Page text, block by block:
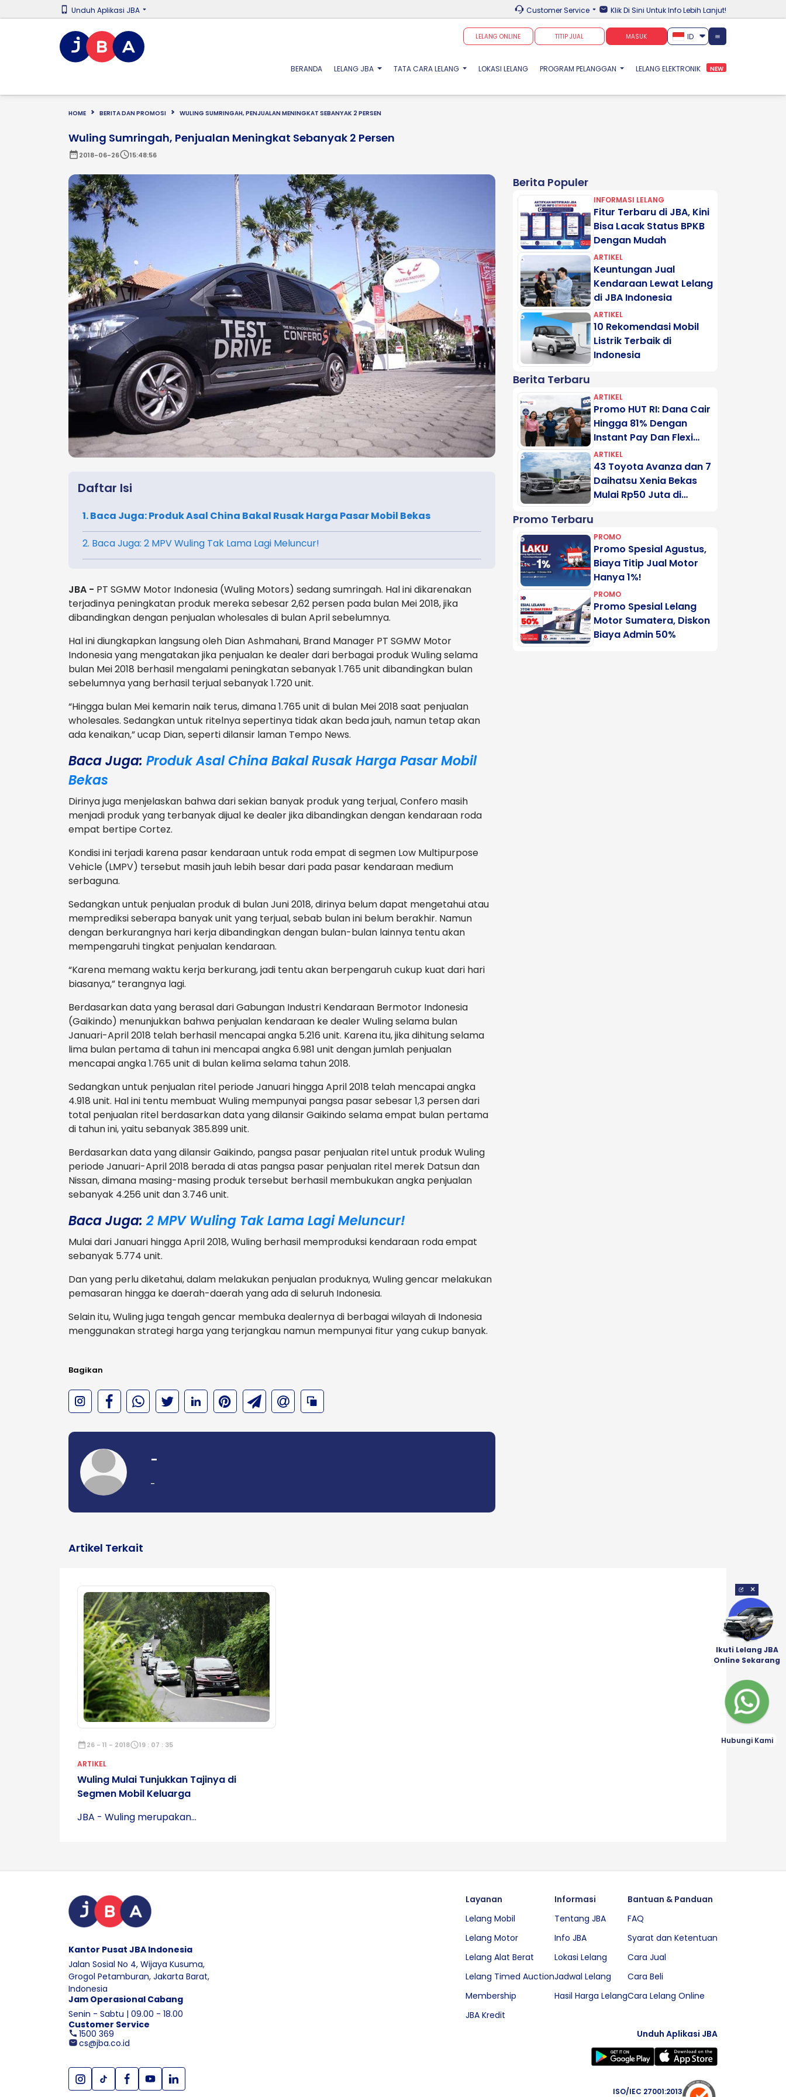
Unduh Aplikasi JBA Customer Service Klik Di Sini Untuk Info Lebih Lanjut!
LELANG ONLINE TITIP JUAL MASUK ID
BERANDA(CURRENT)
LELANG JBA TATA CARA LELANG LOKASI LELANG PROGRAM PELANGGAN LELANG ELEKTRONIK NEW
HOME BERITA DAN PROMOSI WULING SUMRINGAH, PENJUALAN MENINGKAT SEBANYAK 2 PERSEN
Wuling Sumringah, Penjualan Meningkat Sebanyak 2 Persen
date_range2018-06-26schedule15:48:56
Daftar Isi
1. Baca Juga: Produk Asal China Bakal Rusak Harga Pasar Mobil Bekas
2. Baca Juga: 2 MPV Wuling Tak Lama Lagi Meluncur!
JBA - PT SGMW Motor Indonesia (Wuling Motors) sedang sumringah. Hal ini dikarenakan
terjadinya peningkatan produk mereka sebesar 2,62 persen pada bulan Mei 2018, jika
dibandingkan dengan penjualan wholesales di bulan April sebelumnya.
Hal ini diungkapkan langsung oleh Dian Ashmahani, Brand Manager PT SGMW Motor
Indonesia yang mengatakan jika penjualan ke dealer dari berbagai produk Wuling selama
bulan Mei 2018 berhasil mengalami peningkatan sebanyak 1.765 unit dibandingkan bulan
sebelumnya yang berhasil terjual sebanyak 1.720 unit.
“Hingga bulan Mei kemarin naik terus, dimana 1.765 unit di bulan Mei 2018 saat penjualan
wholesales. Sedangkan untuk ritelnya sepertinya tidak akan beda jauh, namun tetap akan
ada kenaikan,” ucap Dian, seperti dilansir laman Tempo News.
Baca Juga: Produk Asal China Bakal Rusak Harga Pasar Mobil
Bekas
Dirinya juga menjelaskan bahwa dari sekian banyak produk yang terjual, Confero masih
menjadi produk yang terbanyak dijual ke dealer jika dibandingkan dengan kendaraan roda
empat bertipe Cortez.
Kondisi ini terjadi karena pasar kendaraan untuk roda empat di segmen Low Multipurpose
Vehicle (LMPV) tersebut masih jauh lebih besar dari pada pasar kendaraan medium
serbaguna.
Sedangkan untuk penjualan produk di bulan Juni 2018, dirinya belum dapat mengetahui atau
memprediksi seberapa banyak unit yang terjual, sebab bulan ini belum berakhir. Namun
dengan berkurangnya hari kerja dibandingkan dengan bulan-bulan lainnya tentu akan
mempengaruhi tingkat penjualan kendaraan.
“Karena memang waktu kerja berkurang, jadi tentu akan berpengaruh cukup kuat dari hari
biasanya,” terangnya lagi.
Berdasarkan data yang berasal dari Gabungan Industri Kendaraan Bermotor Indonesia
(Gaikindo) menunjukkan bahwa penjualan kendaraan ke dealer Wuling selama bulan
Januari-April 2018 telah berhasil mencapai angka 5.216 unit. Karena itu, jika dihitung selama
lima bulan pertama di tahun ini mencapai angka 6.981 unit dengan jumlah penjualan
mencapai angka 1.765 unit di bulan kelima selama tahun 2018.
Sedangkan untuk penjualan ritel periode Januari hingga April 2018 telah mencapai angka
4.918 unit. Hal ini tentu membuat Wuling mempunyai pangsa pasar sebesar 1,3 persen dari
total penjualan ritel berdasarkan data yang dilansir Gaikindo selama empat bulan pertama
di tahun ini, yaitu sebanyak 385.899 unit.
Berdasarkan data yang dilansir Gaikindo, pangsa pasar penjualan ritel untuk produk Wuling
periode Januari-April 2018 berada di atas pangsa pasar penjualan ritel merek Datsun dan
Nissan, dimana masing-masing produk tersebut berhasil membukukan angka penjualan
sebanyak 4.256 unit dan 3.746 unit.
Baca Juga: 2 MPV Wuling Tak Lama Lagi Meluncur!
Mulai dari Januari hingga April 2018, Wuling berhasil memproduksi kendaraan roda empat
sebanyak 5.774 unit.
Dan yang perlu diketahui, dalam melakukan penjualan produknya, Wuling gencar melakukan
pemasaran hingga ke daerah-daerah yang ada di seluruh Indonesia.
Selain itu, Wuling juga tengah gencar membuka dealernya di berbagai wilayah di Indonesia
menggunakan strategi harga yang terjangkau namun mempunyai fitur yang cukup banyak.
Bagikan
-
-
Berita Populer
INFORMASI LELANG
Fitur Terbaru di JBA, Kini
Bisa Lacak Status BPKB
Dengan Mudah
ARTIKEL
Keuntungan Jual
Kendaraan Lewat Lelang
di JBA Indonesia
ARTIKEL
10 Rekomendasi Mobil
Listrik Terbaik di
Indonesia
Berita Terbaru
ARTIKEL
Promo HUT RI: Dana Cair
Hingga 81% Dengan
Instant Pay Dan Flexi
Pay Motogadai
ARTIKEL
43 Toyota Avanza dan 7
Daihatsu Xenia Bekas
Mulai Rp50 Juta di
Promo Terbaru
PROMO
Promo Spesial Agustus,
Biaya Titip Jual Motor
Hanya 1%!
PROMO
Promo Spesial Lelang
Motor Sumatera, Diskon
Biaya Admin 50%
Artikel Terkait
date_range26 - 11 - 2018schedule19 : 07 : 35
ARTIKEL
Wuling Mulai Tunjukkan Tajinya di
Segmen Mobil Keluarga
JBA - Wuling merupakan...
Kantor Pusat JBA Indonesia
Jalan Sosial No 4, Wijaya Kusuma,
Grogol Petamburan, Jakarta Barat,
Indonesia
Jam Operasional Cabang
Senin - Sabtu | 09.00 - 18.00
Customer Service
1500 369
cs@jba.co.id
Layanan
Lelang Mobil
Lelang Motor
Lelang Alat Berat
Lelang Timed Auction
Membership
JBA Kredit
Informasi
Tentang JBA
Info JBA
Lokasi Lelang
Jadwal Lelang
Hasil Harga Lelang
Bantuan & Panduan
FAQ
Syarat dan Ketentuan
Cara Jual
Cara Beli
Cara Lelang Online
Unduh Aplikasi JBA
ISO/IEC 27001:2013
×
Ikuti Lelang JBA
Online Sekarang
Hubungi Kami